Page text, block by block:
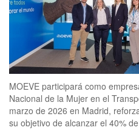
MOEVE participará como
Nacional de la Mujer en el
marzo de 2026 en Madrid,
su objetivo de alcanzar el 40%